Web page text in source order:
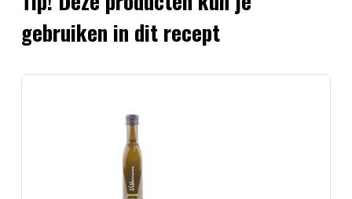
gebruiken in dit recept